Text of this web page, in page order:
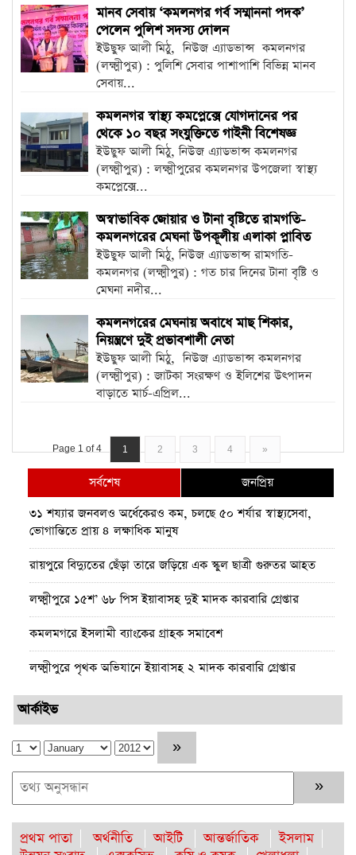
‎মানব সেবায় ‘কমলনগর গর্ব সম্মাননা পদক’
পেলেন পুলিশ সদস্য দোলন ‎
ইউছুফ আলী মিঠু, নিউজ এ্যাডভান্স ‎ কমলনগর
(লক্ষ্মীপুর) : পুলিশি সেবার পাশাপাশি বিভিন্ন মানব
সেবায়...
কমলনগর স্বাস্থ্য কমপ্লেক্সে যোগদানের পর
থেকে ১০ বছর সংযুক্তিতে গাইনী বিশেষজ্ঞ
ইউছুফ আলী মিঠু, নিউজ এ্যাডভান্স কমলনগর
(লক্ষ্মীপুর) : লক্ষ্মীপুরের কমলনগর উপজেলা স্বাস্থ্য
কমপ্লেক্সে...
অস্বাভাবিক জোয়ার ও টানা বৃষ্টিতে রামগতি-
কমলনগরের মেঘনা উপকূলীয় এলাকা প্লাবিত
ইউছুফ আলী মিঠু, নিউজ এ্যাডভান্স রামগতি-
কমলনগর (লক্ষ্মীপুর) : গত চার দিনের টানা বৃষ্টি ও
মেঘনা নদীর...
কমলনগরের মেঘনায় অবাধে মাছ শিকার,
নিয়ন্ত্রণে দুই প্রভাবশালী নেতা
ইউছুফ আলী মিঠু, নিউজ এ্যাডভান্স কমলনগর
(লক্ষ্মীপুর) : জাটকা সংরক্ষণ ও ইলিশের উৎপাদন
বাড়াতে মার্চ-এপ্রিল...
Page 1 of 4 1 2 3 4 »
সর্বশেষ
জনপ্রিয়
৩১ শয্যার জনবলও অর্ধেকেরও কম, চলছে ৫০ শর্যার স্বাস্থ্যসেবা,
ভোগান্তিতে প্রায় ৪ লক্ষাধিক মানুষ ‎
রায়পুরে বিদ্যুতের ছেঁড়া তারে জড়িয়ে এক স্কুল ছাত্রী গুরুতর আহত
লক্ষ্মীপুরে ১৫শ’ ৬৮ পিস ইয়াবাসহ দুই মাদক কারবারি গ্রেপ্তার
কমলমগরে ইসলামী ব্যাংকের গ্রাহক সমাবেশ ‎
লক্ষ্মীপুরে পৃথক অভিযানে ইয়াবাসহ ২ মাদক কারবারি গ্রেপ্তার
কমলনগরে গাছ কেটে প্রবাসীর বসতবাড়ি ‎দখলের চেষ্টা, থানায়
অভিযোগ
রায়পুরে জেলের বাড়ি থেকে দেশীয় অস্ত্র উদ্ধার, তদন্তে পুলিশ
রায়পুরে অস্বাস্থ্যকর ভেজাল ও নকল শিশু খাদ্যে ছয়লাব
কমলনগরে পুড়ে ছাই একটি জেলে পরিবারে স্বপ্ন
আর্কাইভ
প্রথম পাতা অর্থনীতি আইটি আন্তর্জাতিক
ইসলাম